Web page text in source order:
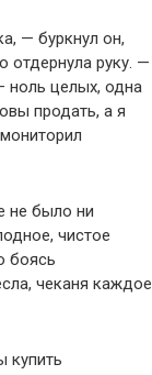
— буркнул он,
отдернула руку. —
ноль целых, одна
продать, а я
не было ни
чистое
боясь
чеканя каждое
купить